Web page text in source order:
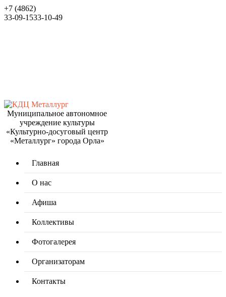
+7 (4862)
33-09-1533-10-49
Муниципальное автономное
учреждение культуры
«Культурно-досуговый центр
«Металлург» города Орла»
Главная
О нас
Афиша
Коллективы
Фотогалерея
Организаторам
Контакты